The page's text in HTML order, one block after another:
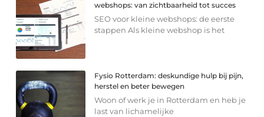
webshops: van zichtbaarheid tot succes
SEO voor kleine webshops: de eerste
stappen Als kleine webshop is het
Fysio Rotterdam: deskundige hulp bij pijn,
herstel en beter bewegen
Woon of werk je in Rotterdam en heb je
last van lichamelijke